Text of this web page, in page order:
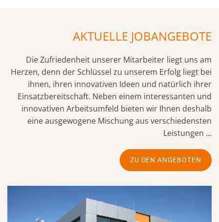
AKTUELLE JOBANGEBOTE
Die Zufriedenheit unserer Mitarbeiter liegt uns am
Herzen, denn der Schlüssel zu unserem Erfolg liegt bei
ihnen, ihren innovativen Ideen und natürlich ihrer
Einsatzbereitschaft. Neben einem interessanten und
innovativen Arbeitsumfeld bieten wir Ihnen deshalb
eine ausgewogene Mischung aus verschiedensten
Leistungen ...
ZU DEN ANGEBOTEN